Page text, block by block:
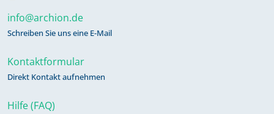
info@archion.de
Schreiben Sie uns eine E-Mail
Kontaktformular
Direkt Kontakt aufnehmen
Hilfe (FAQ)